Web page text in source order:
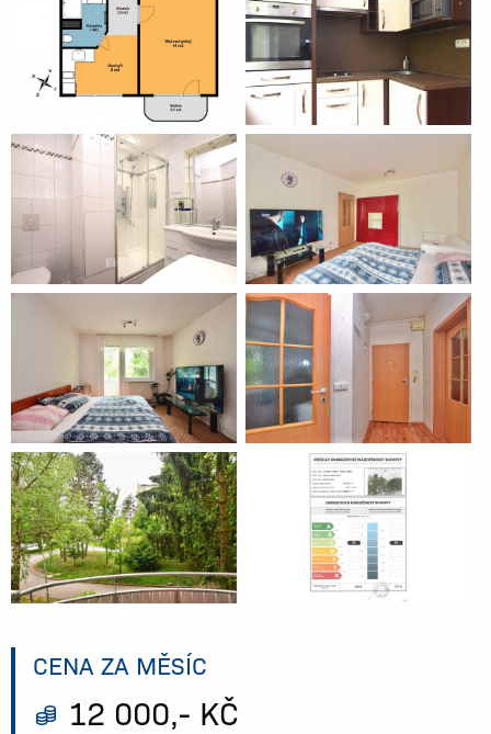
CENA ZA MĚSÍC
12 000,- KČ